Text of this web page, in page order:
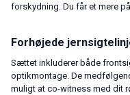
forskydning. Du får et mere
Forhøjede
Sættet inkluderer både
optikmontage. De
muligt at co-witness med dit